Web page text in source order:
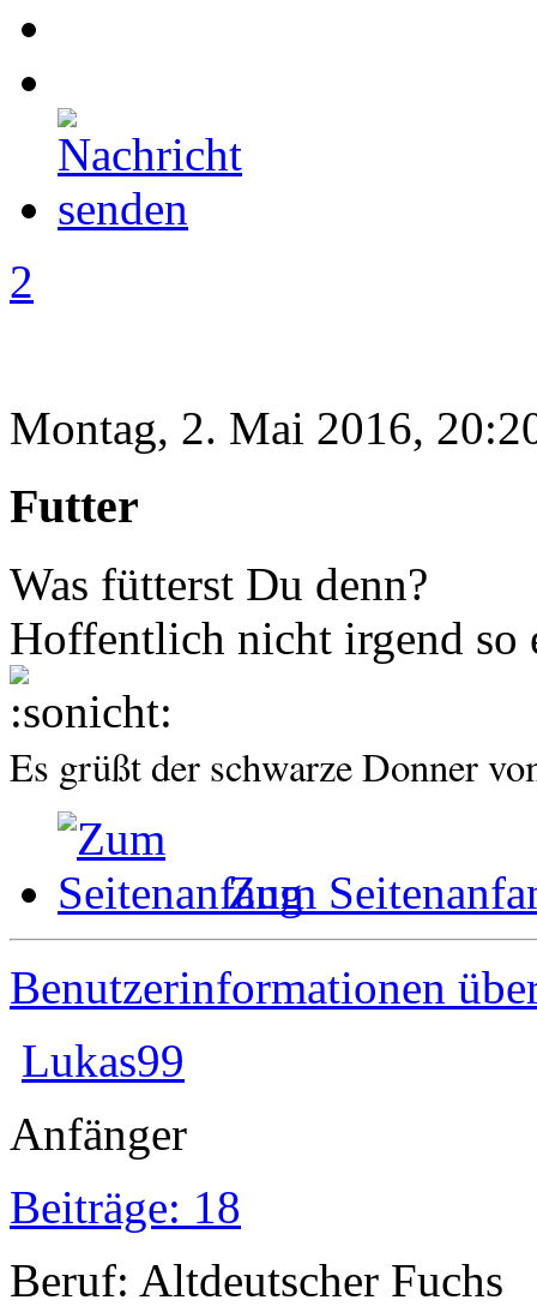
2
Montag, 2. Mai 2016,
Futter
Was fütterst Du denn?
Hoffentlich nicht irgend so
Es grüßt der schwarze Donner
Zum
Benutzerinformationen
Lukas99
Anfänger
Beiträge: 18
Beruf: Altdeutscher Fuchs